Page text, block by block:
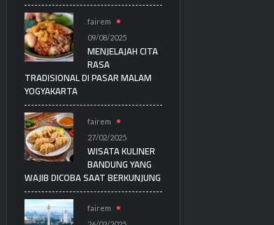
fairem
09/08/2025
MENJELAJAH CITA
RASA
TRADISIONAL DI PASAR MALAM
YOGYAKARTA
fairem
27/02/2025
WISATA KULINER
BANDUNG YANG
WAJIB DICOBA SAAT BERKUNJUNG
fairem